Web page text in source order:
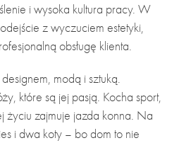
i wysoka kultura pracy. W
z wyczuciem estetyki,
obsługę klienta.
modą i sztuką.
które są jej pasją. Kocha sport,
życiu zajmuje jazda konna. Na
i dwa koty – bo dom to nie